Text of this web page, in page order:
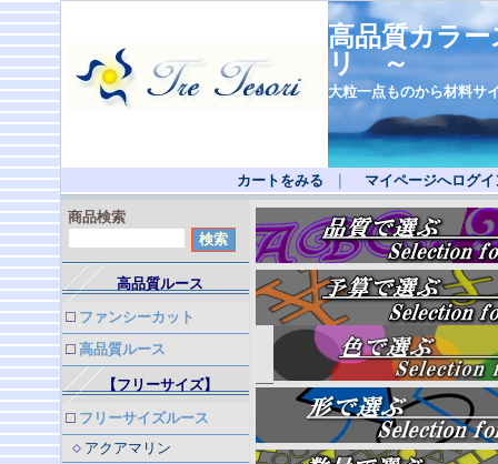
高品質カラ
リ ～
大粒一点ものから材料サ
カートをみる マイページへログイ
商品検索
高品質ルース
ファンシーカット
高品質ルース
【フリーサイズ】
フリーサイズルース
アクアマリン